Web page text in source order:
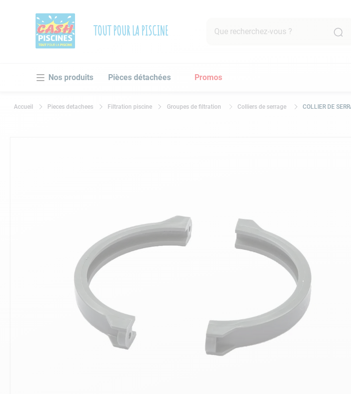
TOUT POUR LA PISCINE
Pièces détachées Promos
Pieces detachees Filtration piscine Groupes de filtration Colliers de serrage COLLIER DE
1.
pompe filtration piscine
skimmer
chlore choc